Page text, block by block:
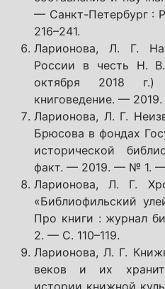
— Санкт-Петербург :
216–241.
Ларионова, Л. Г.
России в честь Н.
октября 2018
книговедение. —
Ларионова, Л. Г.
Брюсова в фондах
исторической
факт. — 2019. — № 1.
Ларионова, Л. Г.
«Библиофильский
Про книги : журнал
2. — С. 110–119.
Ларионова, Л. Г.
веков и их
истории книжной